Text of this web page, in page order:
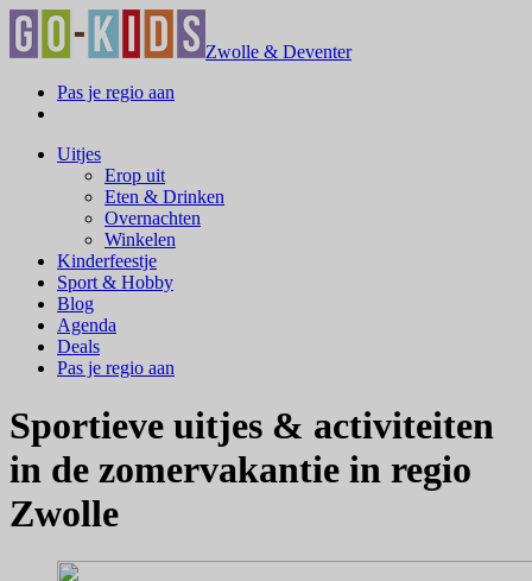
Zwolle & Deventer
Pas je regio aan
Uitjes
Erop uit
Eten & Drinken
Overnachten
Winkelen
Kinderfeestje
Sport & Hobby
Blog
Agenda
Deals
Pas je regio aan
Sportieve uitjes & activiteiten
in de zomervakantie in regio
Zwolle